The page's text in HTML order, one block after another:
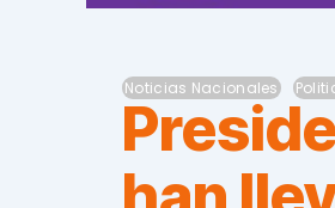
Noticias Nacionales